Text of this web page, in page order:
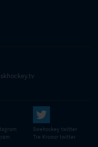
Swehockey twitter
Tre Kronor twitter